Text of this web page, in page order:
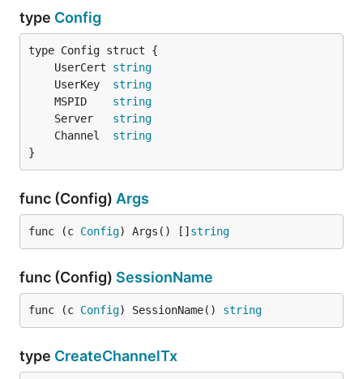
type Config
	UserCert
string
	UserKey
string
	MSPID
string
	Server
string
	Channel
string
}
func (Config) Args
func (c Config) Args() [] string
func (Config) SessionName
func (c Config) SessionName() string
type CreateChannelTx